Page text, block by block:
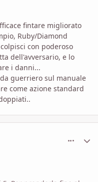
fintare migliorato
Ruby/Diamond
con poderoso
dell'avversario, e lo
i danni...
guerriero sul manuale
come azione standard